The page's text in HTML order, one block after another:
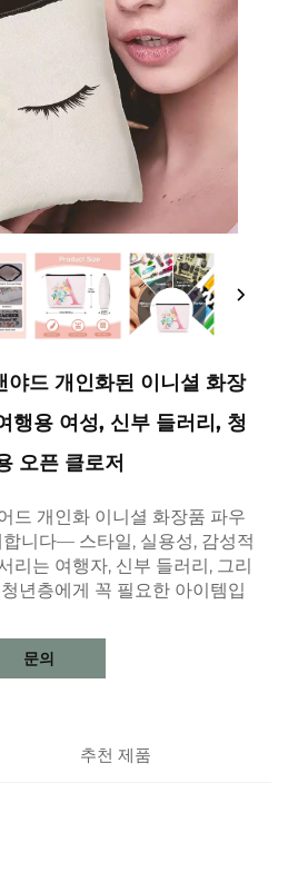
야드 개인화된 이니셜 화장
행용 여성, 신부 들러리, 청
오픈 클로저
드 개인화 이니셜 화장품 파우
니다— 스타일, 실용성, 감성적
리는 여행자, 신부 들러리, 그리
년층에게 꼭 필요한 아이템입
문의
추천 제품